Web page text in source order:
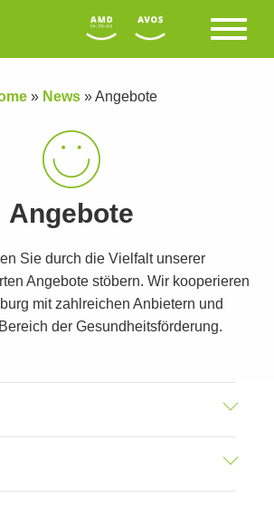
» News»Angebote
Angebote
Sie durch die Vielfalt unserer
Angebote stöbern. Wir kooperieren
mit zahlreichen Anbietern und
der Gesundheitsförderung.